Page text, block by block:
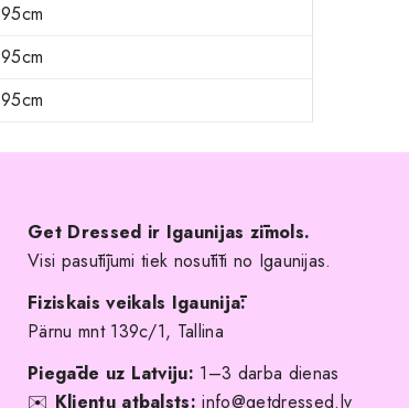
95cm
95cm
95cm
Get Dressed ir Igaunijas zīmols.
Visi pasūtījumi tiek nosūtīti no Igaunijas.
Fiziskais veikals Igaunijā:
Pärnu mnt 139c/1, Tallina
Piegāde uz Latviju: 1–3 darba dienas
✉️ Klientu atbalsts: info@getdressed.lv